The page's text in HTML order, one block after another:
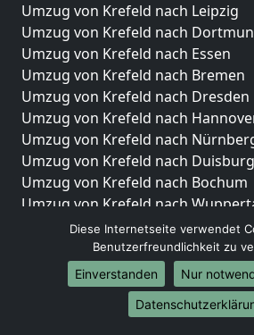
Umzug von Krefeld nach Leipzig
Umzug von Krefeld nach
Umzug von Krefeld nach Essen
Umzug von Krefeld nach Bremen
Umzug von Krefeld nach Dresden
Umzug von Krefeld nach
Umzug von Krefeld nach
Umzug von Krefeld nach Duisburg
Umzug von Krefeld nach Bochum
Umzug von Krefeld nach
Umzug von Krefeld nach Bielefeld
Umzug von Krefeld nach Bonn
Umzug von Krefeld nach Münster
Internationale-Umzüge
Diese Internetseite verwendet
Benutzerfreundlichkeit zu
Einverstanden
Nur